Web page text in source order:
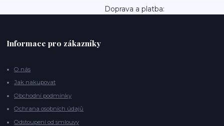
Doprava a platba:
Informace pro zákazníky
O nás
Jak nakupovat
Obchodní podmínky
Ochrana osobních údajů
Odstoupení od smlouvy